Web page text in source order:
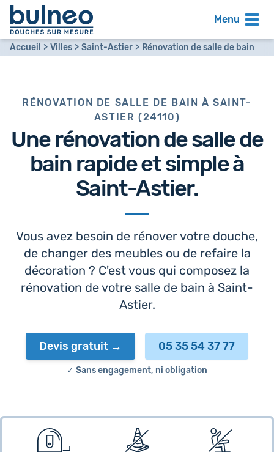
Menu
Accueil Villes Saint-Astier Rénovation de salle de bain
RÉNOVATION DE SALLE DE BAIN À SAINT-
ASTIER (24110)
Unerénovation de salle de
bain rapide et simple à
Saint-Astier.
Vous avez besoin de rénover votre douche,
de changer des meubles ou de refaire la
décoration ? C'est vous qui composez la
rénovation de votre salle de bain à Saint-
Astier.
Devis gratuit 05 35 54 37 77
✓ Sans engagement, ni obligation